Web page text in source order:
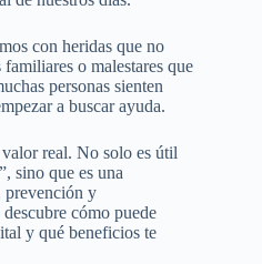
con heridas que no
o malestares que
personas sienten
a buscar ayuda.
real. No solo es útil
sino que es una
prevención y
cómo puede
y qué beneficios te